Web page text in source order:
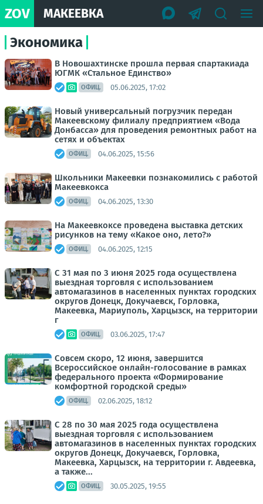
ZOV МАКЕЕВКА
Экономика
В Новошахтинске прошла первая спартакиада
ЮГМК «Стальное Единство»
ОФИЦ. 05.06.2025, 17:02
Новый универсальный погрузчик передан
Макеевскому филиалу предприятием «Вода
Донбасса» для проведения ремонтных работ на
сетях и объектах
ОФИЦ. 04.06.2025, 15:56
Школьники Макеевки познакомились с работой
Макеевкокса
ОФИЦ. 04.06.2025, 13:30
На Макеевкоксе проведена выставка детских
рисунков на тему «Какое оно, лето?»
ОФИЦ. 04.06.2025, 12:15
С 31 мая по 3 июня 2025 года осуществлена
выездная торговля с использованием
автомагазинов в населенных пунктах городских
округов Донецк, Докучаевск, Горловка,
Макеевка, Мариуполь, Харцызск, на территории
г
ОФИЦ. 03.06.2025, 17:47
Совсем скоро, 12 июня, завершится
Всероссийское онлайн-голосование в рамках
федерального проекта «Формирование
комфортной городской среды»
ОФИЦ. 02.06.2025, 18:12
С 28 по 30 мая 2025 года осуществлена
выездная торговля с использованием
автомагазинов в населенных пунктах городских
округов Донецк, Докучаевск, Горловка,
Макеевка, Харцызск, на территории г. Авдеевка,
а также...
ОФИЦ. 30.05.2025, 19:55